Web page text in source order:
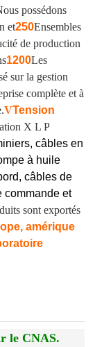
possédons
et250Ensembles
de production
1200Les
sur la gestion
complète et à
VTension
X L P
câbles en
à huile
câbles de
commande et
sont exportés
amérique
le CNAS.